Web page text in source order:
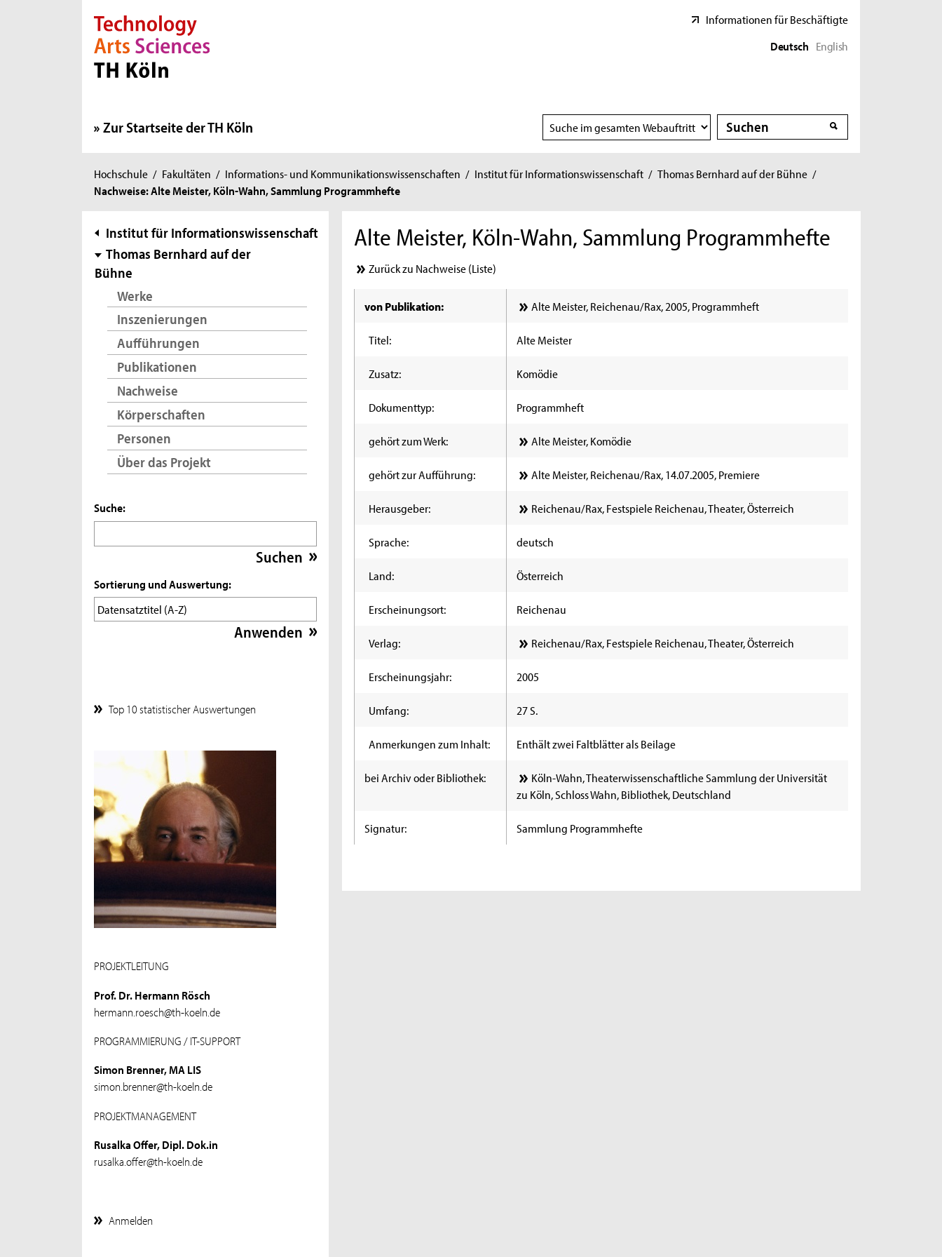
Direkt zur Hauptnavigation
Direkt zur Subnavigation
Direkt zum Inhalt
Direkt zum Fußbereich
Informationen für Beschäftigte
Deutsch English
Zur Startseite der TH Köln
Suchbereich
wählen
Suche
Suche
Sie
sind
Hochschule / Fakultäten / Informations- und Kommunikationswissenschaften / Institut für Informationswissenschaft / Thomas Bernhard auf der Bühne /
Nachweise: Alte Meister, Köln-Wahn, Sammlung Programmhefte
Subnavigation
Institut für Informationswissenschaft
Thomas Bernhard auf der
Bühne
Werke
Inszenierungen
Aufführungen
Publikationen
Nachweise
Körperschaften
Personen
Über das Projekt
Suche:
Sortierung und Auswertung:
Top 10 statistischer Auswertungen
PROJEKTLEITUNG
Prof. Dr. Hermann Rösch
hermann.roesch@th-koeln.de
PROGRAMMIERUNG / IT-SUPPORT
Simon Brenner, MA LIS
simon.brenner@th-koeln.de
PROJEKTMANAGEMENT
Rusalka Offer, Dipl. Dok.in
rusalka.offer@th-koeln.de
Anmelden
Alte Meister, Köln-Wahn, Sammlung Programmhefte
Zurück zu Nachweise (Liste)
von Publikation: Alte Meister, Reichenau/Rax, 2005, Programmheft
Titel: Alte Meister
Zusatz: Komödie
Dokumenttyp: Programmheft
gehört zum Werk: Alte Meister, Komödie
gehört zur Aufführung: Alte Meister, Reichenau/Rax, 14.07.2005, Premiere
Herausgeber: Reichenau/Rax, Festspiele Reichenau, Theater, Österreich
Sprache: deutsch
Land: Österreich
Erscheinungsort: Reichenau
Verlag: Reichenau/Rax, Festspiele Reichenau, Theater, Österreich
Erscheinungsjahr: 2005
Umfang: 27 S.
Anmerkungen zum Inhalt: Enthält zwei Faltblätter als Beilage
bei Archiv oder Bibliothek:
Köln-Wahn, Theaterwissenschaftliche Sammlung der Universität
zu Köln, Schloss Wahn, Bibliothek, Deutschland
Signatur: Sammlung Programmhefte